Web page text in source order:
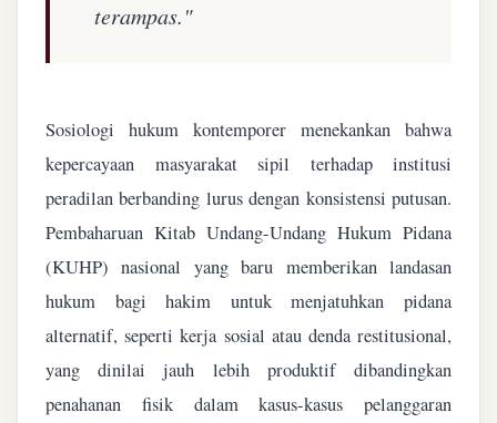
terampas."
Sosiologi hukum kontemporer menekankan bahwa
kepercayaan masyarakat sipil terhadap institusi
peradilan berbanding lurus dengan konsistensi putusan.
Pembaharuan Kitab Undang-Undang Hukum Pidana
(KUHP) nasional yang baru memberikan landasan
hukum bagi hakim untuk menjatuhkan pidana
alternatif, seperti kerja sosial atau denda restitusional,
yang dinilai jauh lebih produktif dibandingkan
penahanan fisik dalam kasus-kasus pelanggaran